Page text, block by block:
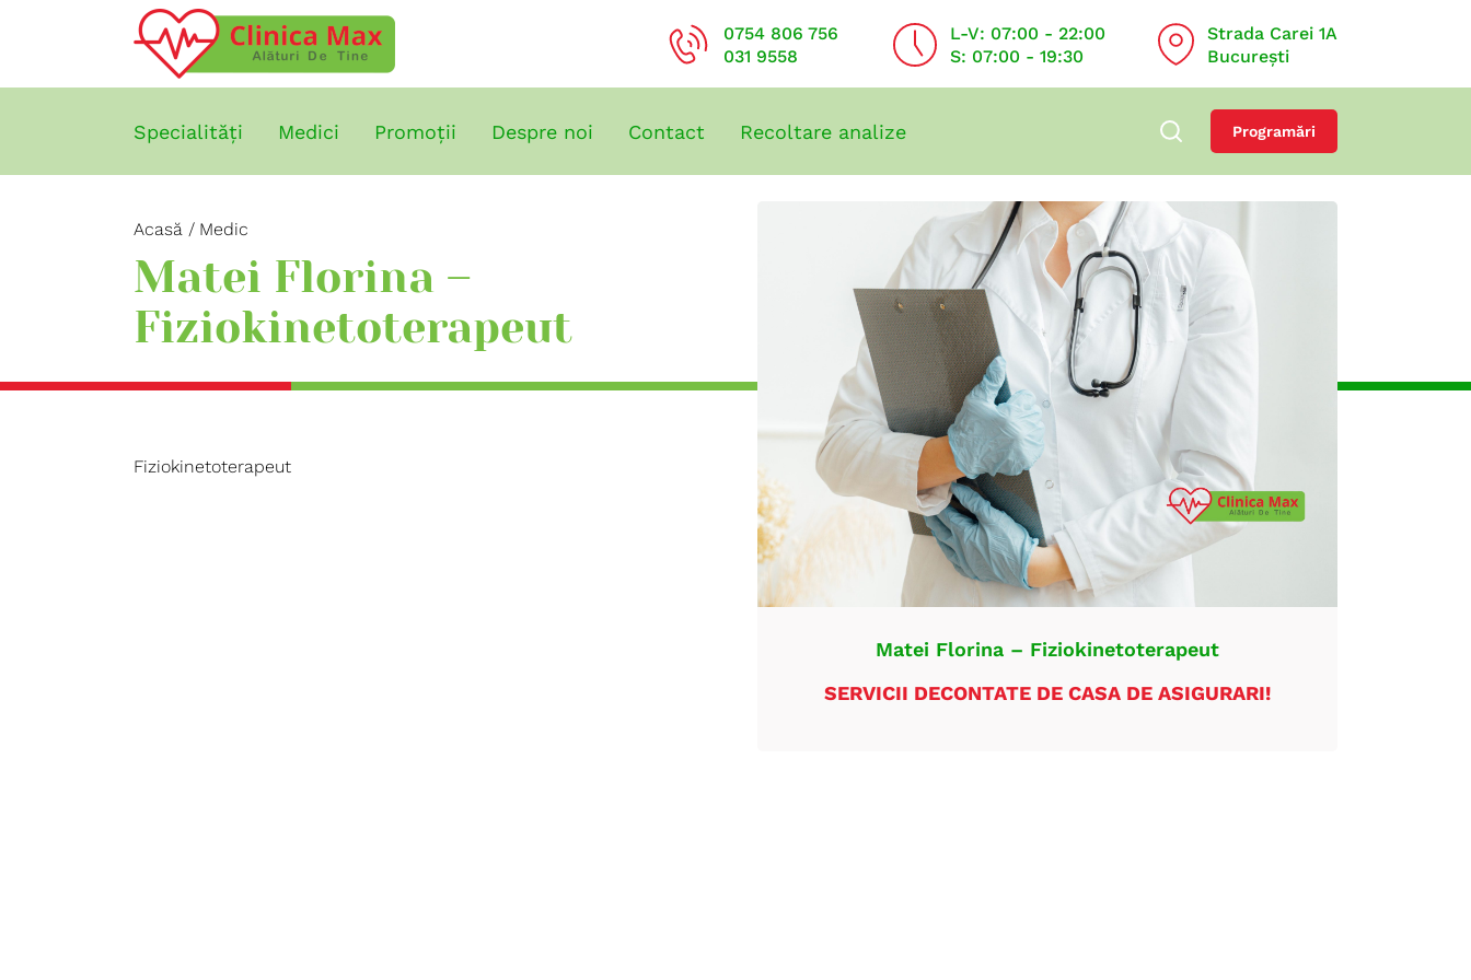
Specialități Medici Promoții Despre noi Contact Recoltare analize Programări
0754 806 756
031 9558
L-V: 07:00 - 22:00
S: 07:00 - 19:30
Strada Carei 1A
București
Acasă Medic
Matei Florina –
Fiziokinetoterapeut
Fiziokinetoterapeut
Matei Florina – Fiziokinetoterapeut
SERVICII DECONTATE DE CASA DE ASIGURARI!